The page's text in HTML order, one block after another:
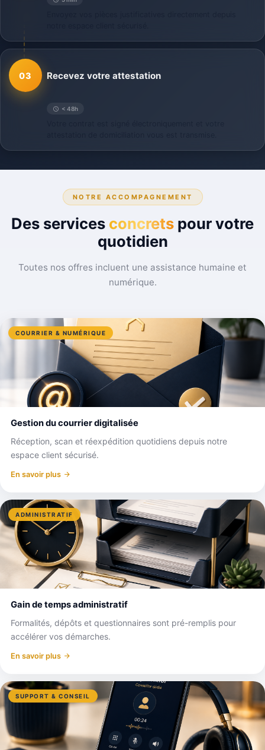
03
< 48h
Recevez votre attestation
NOTRE ACCOMPAGNEMENT
Des services concrets pour votre
quotidien
Toutes nos offres incluent une assistance humaine et
numérique.
COURRIER & NUMÉRIQUE
Gestion du courrier digitalisée
Réception, scan et réexpédition quotidiens depuis notre
espace client sécurisé.
En savoir plus
ADMINISTRATIF
Gain de temps administratif
Formalités, dépôts et questionnaires sont pré-remplis pour
accélérer vos démarches.
En savoir plus
SUPPORT & CONSEIL